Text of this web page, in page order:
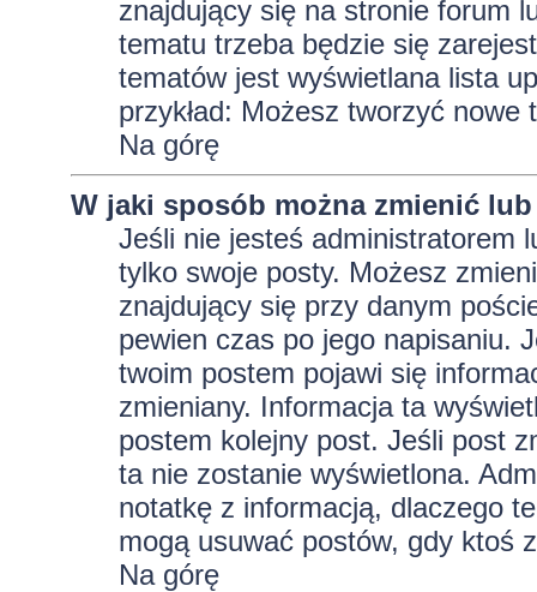
znajdujący się na stronie forum
tematu trzeba będzie się
tematów jest wyświetlana lista
przykład: Możesz tworzyć nowe
Na górę
W jaki sposób można zmienić
Jeśli nie jesteś administratorem
tylko swoje posty. Możesz
znajdujący się przy danym
pewien czas po jego napisaniu.
twoim postem pojawi się
zmieniany. Informacja ta
postem kolejny post. Jeśli post
ta nie zostanie wyświetlona.
notatkę z informacją, dlaczego
mogą usuwać postów, gdy ktoś
Na górę